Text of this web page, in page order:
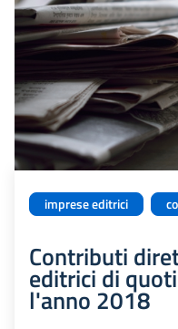
imprese editrici
Contributi
editrici di
l'anno 2018